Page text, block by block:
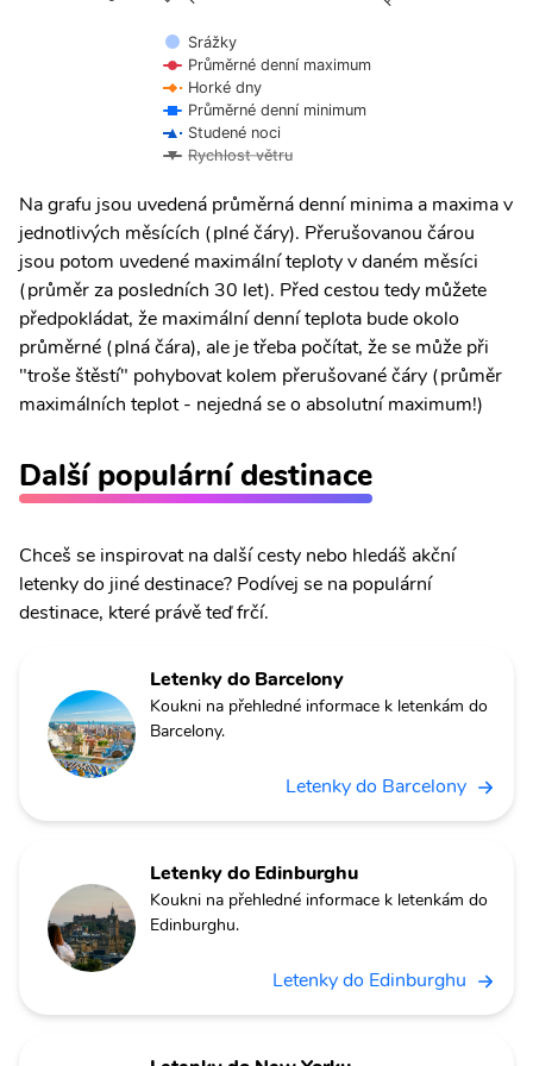
Srážky
Průměrné denní maximum
Horké dny
Průměrné denní minimum
Studené noci
Rychlost větru
Na grafu jsou uvedená průměrná denní minima a maxima v
jednotlivých měsících (plné čáry). Přerušovanou čárou
jsou potom uvedené maximální teploty v daném měsíci
(průměr za posledních 30 let). Před cestou tedy můžete
předpokládat, že maximální denní teplota bude okolo
průměrné (plná čára), ale je třeba počítat, že se může při
"troše štěstí" pohybovat kolem přerušované čáry (průměr
maximálních teplot - nejedná se o absolutní maximum!)
Další populární destinace
Chceš se inspirovat na další cesty nebo hledáš akční
letenky do jiné destinace? Podívej se na populární
destinace, které právě teď frčí.
Letenky do Barcelony
Koukni na přehledné informace k letenkám do
Barcelony.
Letenky do Barcelony
Letenky do Edinburghu
Koukni na přehledné informace k letenkám do
Edinburghu.
Letenky do Edinburghu